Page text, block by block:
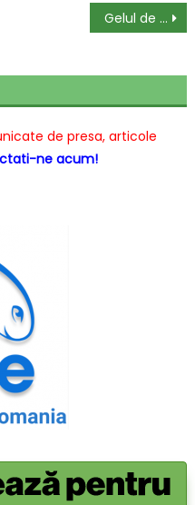
Gelul de curățare Cerave, primul pas într-o rutină de îngrijire completă
de presa, articole
ne acum!